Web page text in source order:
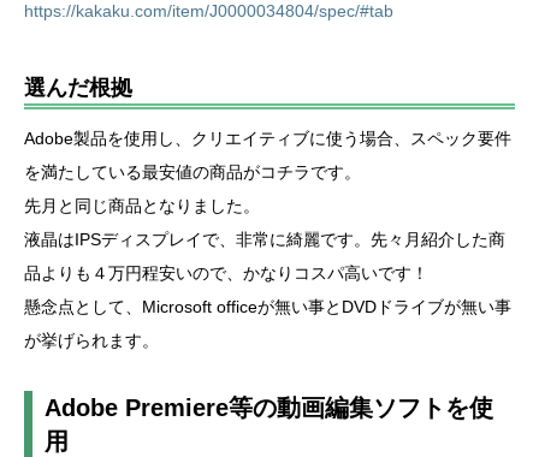
https://kakaku.com/item/J0000034804/spec/#tab
選んだ根拠
Adobe製品を使用し、クリエイティブに使う場合、スペック要件
を満たしている最安値の商品がコチラです。
先月と同じ商品となりました。
液晶はIPSディスプレイで、非常に綺麗です。先々月紹介した商
品よりも４万円程安いので、かなりコスパ高いです！
懸念点として、Microsoft officeが無い事とDVDドライブが無い事
が挙げられます。
Adobe Premiere等の動画編集ソフトを使
用